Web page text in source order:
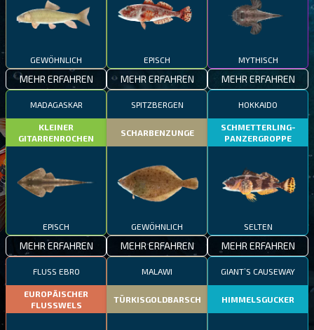
GEWÖHNLICH
MEHR ERFAHREN
EPISCH
MEHR ERFAHREN
MYTHISCH
MEHR ERFAHREN
MADAGASKAR
KLEINER
GITARRENROCHEN
EPISCH
MEHR ERFAHREN
SPITZBERGEN
SCHARBENZUNGE
GEWÖHNLICH
MEHR ERFAHREN
HOKKAIDO
SCHMETTERLING-
PANZERGROPPE
SELTEN
MEHR ERFAHREN
FLUSS EBRO
EUROPÄISCHER
FLUSSWELS
MALAWI
TÜRKISGOLDBARSCH
GIANT’S CAUSEWAY
HIMMELSGUCKER